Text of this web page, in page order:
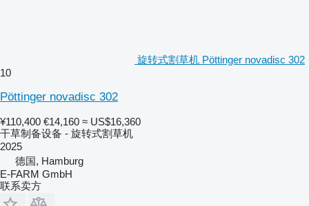
旋转式割草机 Pöttinger novadisc 302
10
Pöttinger novadisc 302
¥110,400 €14,160 ≈ US$16,360
干草制备设备 - 旋转式割草机
2025
德国, Hamburg
E-FARM GmbH
联系卖方